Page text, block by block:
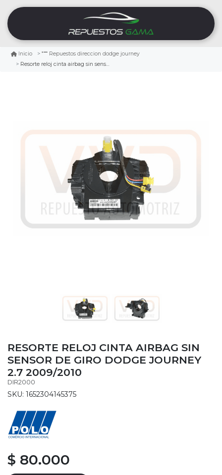
Inicio
Repuestos direccion dodge journey
Resorte reloj cinta airbag sin sensor de giro dodge journey 2.7 2009/2010
RESORTE RELOJ CINTA AIRBAG SIN
SENSOR DE GIRO DODGE JOURNEY
2.7 2009/2010
DIR2000
SKU: 1652304145375
$ 80.000